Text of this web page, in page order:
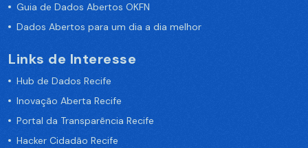
Guia de Dados Abertos OKFN
Dados Abertos para um dia a dia melhor
Links de Interesse
Hub de Dados Recife
Inovação Aberta Recife
Portal da Transparência Recife
Hacker Cidadão Recife